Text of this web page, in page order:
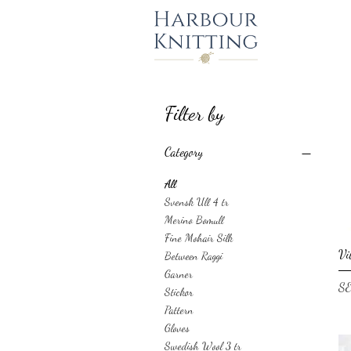
Filter by
Category
All
Svensk Ull 4 tr
Merino Bomull
Fine Mohair Silk
Between Raggi
Garner
Stickor
Pattern
Gloves
Swedish Wool 3 tr